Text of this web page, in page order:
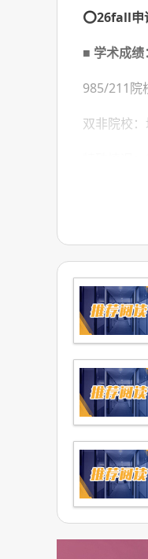
⭕26fall申
■ 学术成绩：
985/211院
双非院校
托福：大
⭕26fall优
优越留学
顾问建议：
明翰和国
有着天然
【优越君提
想要了解
问：021-